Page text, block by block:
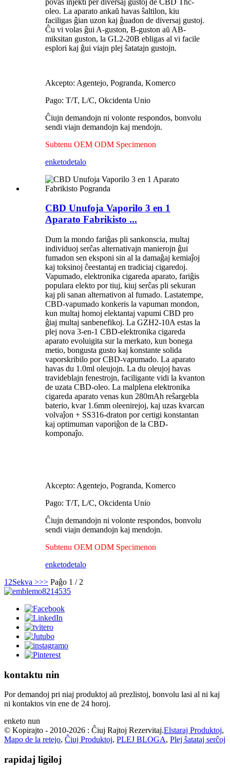
oleo. La aparato ankaŭ havas ŝaltilon, kiu
faciligas ĝian uzon kaj ĝuadon de diversaj gustoj.
Ĉu vi volas ĝui A-guston, B-guston aŭ AB-
miksitan guston, la GL2-20B ebligas al vi facile
esplori kaj ĝui viajn plej ŝatatajn gustojn.
Akcepto: Agentejo, Pogranda, Komerco
Pago: T/T, L/C, Okcidenta Unio
Ĉiujn demandojn ni volonte respondos, bonvolu
sendi viajn demandojn kaj mendojn.
Subtenu OEM ODM Specimenon
enketodetalo
CBD Unufoja Vaporilo 3 en 1
Aparato Fabrikisto ...
Dum la mondo fariĝas pli sankonscia, multaj
individuoj serĉas alternativajn manierojn ĝui
fumadon sen eksponi sin al la damaĝaj kemiaĵoj
kaj toksinoj ĉeestantaj en tradiciaj cigaredoj.
Vapumado, elektronika cigareda aparato, fariĝis
populara elekto por tiuj, kiuj serĉas pli sekuran
kaj pli sanan alternativon al fumado. Lastatempe,
CBD-vapumado konkeris la vapuman mondon,
kun multaj homoj elektantaj vapumi CBD pro
ĝiaj multaj sanbenefikoj. La GZH2-10A estas la
plej nova 3-en-1 CBD-elektronika cigareda
aparato evoluigita sur la merkato, kun bonega
metio, bongusta gusto kaj konstante solida
vaporskribilo por CBD-vapumado. La aparato
havas du 1.0ml oleujojn. La du oleujoj havas
travideblajn fenestrojn, faciligante vidi la kvanton
de uzata CBD-oleo. La malplena elektronika
cigareda aparato venas kun 280mAh reŝargebla
baterio, kvar 1.6mm oleenirejoj, kaj uzas kvarcan
volvaĵon + SS316-draton por certigi konstantan
kaj optimuman vaporiĝon de la CBD-
komponaĵo.
Akcepto: Agentejo, Pogranda, Komerco
Pago: T/T, L/C, Okcidenta Unio
Ĉiujn demandojn ni volonte respondos, bonvolu
sendi viajn demandojn kaj mendojn.
Subtenu OEM ODM Specimenon
enketodetalo
1 2Sekva >>> Paĝo 1 / 2
kontaktu nin
Por demandoj pri niaj produktoj aŭ prezlistoj, bonvolu lasi al ni kaj
ni kontaktos vin ene de 24 horoj.
enketo nun
© Kopirajto - 2010-2026 : Ĉiuj Rajtoj Rezervitaj.Elstaraj Produktoj,
Mapo de la retejo, Ĉiuj Produktoj, PLEJ BLOGA, Plej ŝatataj serĉoj
rapidaj ligiloj